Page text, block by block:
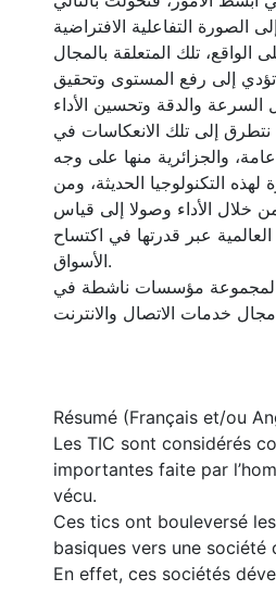
الصورة التفاعلية الافتراضية
تلك المتعلقة بالمجال
تؤدي إلى رفع المستوى وتحقيق
السرعة والدقة وتحسين الأداء
إلى تلك الانعكاسات في
والجزائرية منها على وجه
التكنولوجيا الحديثة، ومن
خلال الأداء وصولا إلى قياس
عبر قدرتها في اكتساح
الأسواق.
لمجموعة مؤسسات ناشطة في
مجال خدمات الاتصال والانترنت
Résumé (Français et/ou
Les TIC sont considérés
importantes faite par
vécu.
Ces tics ont bouleversé
basiques vers une société
En effet, ces sociétés